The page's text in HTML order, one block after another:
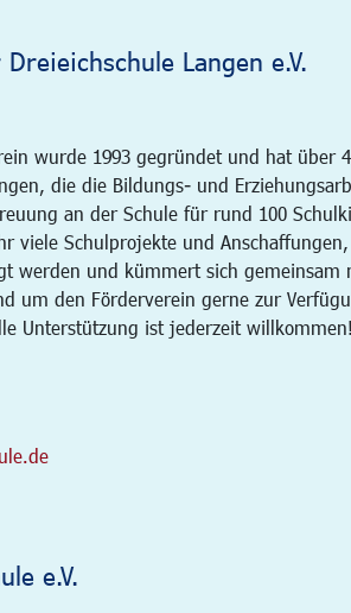
Langen e.V.
wurde 1993 gegründet und hat
die die Bildungs- und
an der Schule für rund 100
viele Schulprojekte und
werden und kümmert sich
um den Förderverein gerne zur
Unterstützung ist jederzeit willkommen!
e.V.